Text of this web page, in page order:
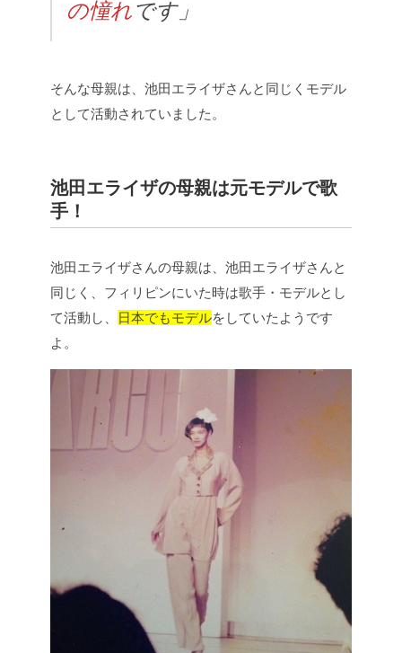
の憧れです」
そんな母親は、池田エライザさんと同じくモデル
として活動されていました。
池田エライザの母親は元モデルで歌
手！
池田エライザさんの母親は、池田エライザさんと
同じく、フィリピンにいた時は歌手・モデルとし
て活動し、
日本でもモデルをしていたようです
よ。